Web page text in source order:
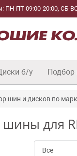
ПН-ПТ 09:00-20:00, СБ-
б/у Подбор
шин и дисков по
для